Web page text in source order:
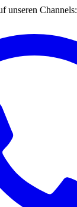
unseren Channels: